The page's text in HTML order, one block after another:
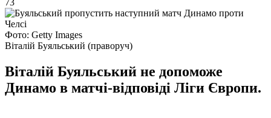
Фото: Getty Images
Віталій Буяльський (праворуч)
Віталій Буяльський не допоможе
Динамо в матчі-відповіді Ліги Європи.